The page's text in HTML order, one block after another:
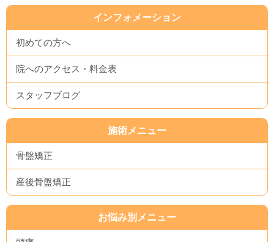
インフォメーション
初めての方へ
院へのアクセス・料金表
スタッフブログ
施術メニュー
骨盤矯正
産後骨盤矯正
お悩み別メニュー